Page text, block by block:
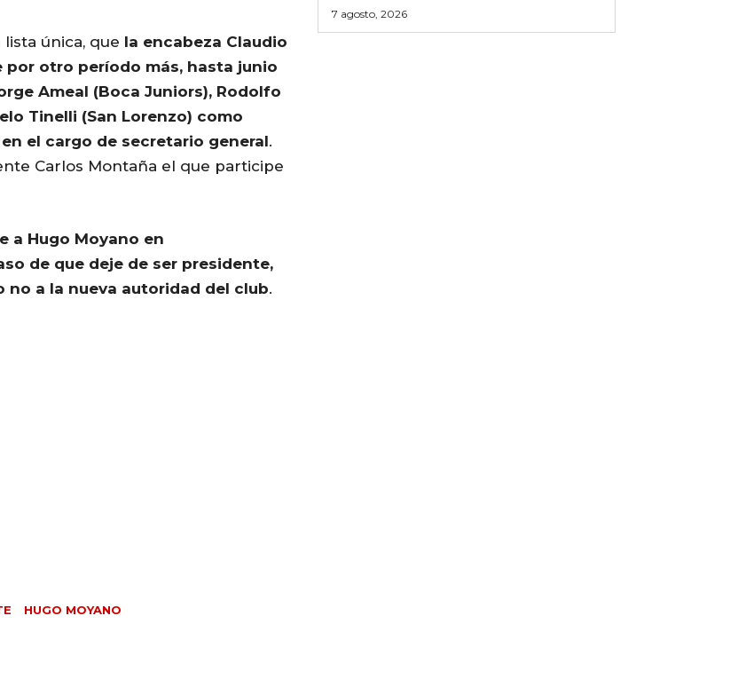
única, que la encabeza Claudio
por otro período más, hasta junio
Ameal (Boca Juniors), Rodolfo
Tinelli (San Lorenzo) como
el cargo de secretario general.
Carlos Montaña el que participe
a Hugo Moyano en
de que deje de ser presidente,
no a la nueva autoridad del club.
HUGO MOYANO
7 agosto, 2026